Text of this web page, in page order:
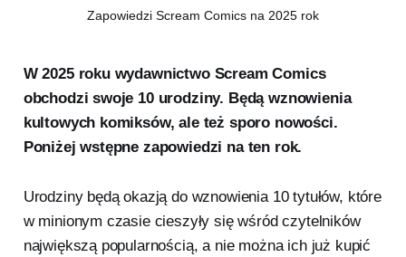
Zapowiedzi Scream Comics na 2025 rok
W 2025 roku wydawnictwo Scream Comics
obchodzi swoje 10 urodziny. Będą wznowienia
kultowych komiksów, ale też sporo nowości.
Poniżej wstępne zapowiedzi na ten rok.
Urodziny będą okazją do wznowienia 10 tytułów, które
w minionym czasie cieszyły się wśród czytelników
największą popularnością, a nie można ich już kupić